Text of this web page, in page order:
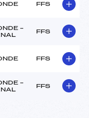
FFS
–
FFS
FFS
–
FFS